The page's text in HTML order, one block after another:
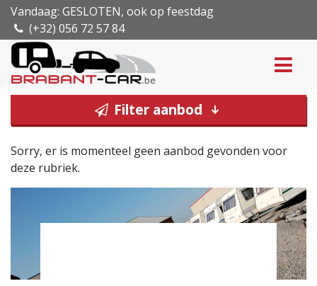
Vandaag: GESLOTEN, ook op feestdag
(+32) 056 72 57 84
Filter aanbod
Sorry, er is momenteel geen aanbod gevonden voor
deze rubriek.